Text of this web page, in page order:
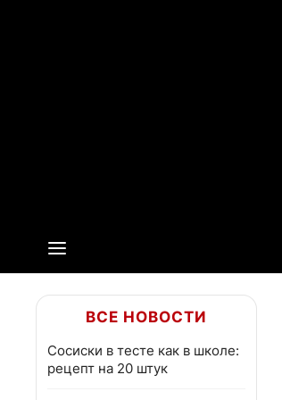
ВСЕ НОВОСТИ
Сосиски в тесте как в школе:
рецепт на 20 штук